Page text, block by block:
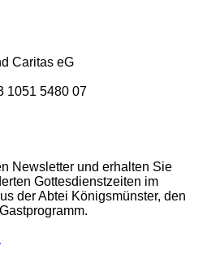
Caritas eG
1051 5480 07
Newsletter und erhalten Sie
Gottesdienstzeiten im
der Abtei Königsmünster, den